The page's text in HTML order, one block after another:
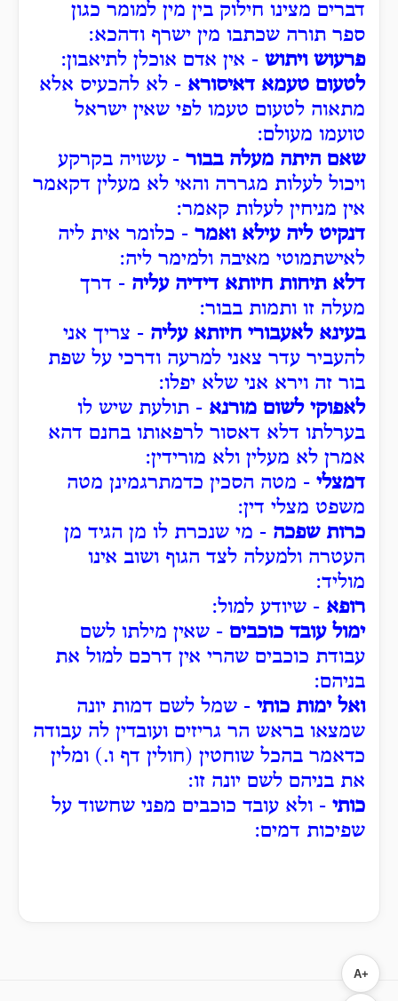
דברים מצינו חילוק בין מין למומר כגון
ספר תורה שכתבו מין ישרף ודהכא:
פרעוש ויתוש - אין אדם אוכלן לתיאבון:
לטעום טעמא דאיסורא - לא להכעיס אלא
מתאוה לטעום טעמו לפי שאין ישראל
טועמו מעולם:
שאם היתה מעלה בבור - עשויה בקרקע
ויכול לעלות מגררה והאי לא מעלין דקאמר
אין מניחין לעלות קאמר:
דנקיט ליה עילא ואמר - כלומר אית ליה
לאישתמוטי מאיבה ולמימר ליה:
דלא תיחות חיותא דידיה עליה - דרך
מעלה זו ותמות בבור:
בעינא לאעבורי חיותא עליה - צריך אני
להעביר עדר צאני למרעה ודרכי על שפת
בור זה וירא אני שלא יפלו:
לאפוקי לשום מורנא - תולעת שיש לו
בערלתו דלא דאסור לרפאותו בחנם דהא
אמרן לא מעלין ולא מורידין:
דמצלי - מטה הסכין כדמתרגמינן מטה
משפט מצלי דין:
כרות שפכה - מי שנכרת לו מן הגיד מן
העטרה ולמעלה לצד הגוף ושוב אינו
מוליד:
רופא - שיודע למול:
ימול עובד כוכבים - שאין מילתו לשם
עבודת כוכבים שהרי אין דרכם למול את
בניהם:
ואל ימות כותי - שמל לשם דמות יונה
שמצאו בראש הר גריזים ועובדין לה עבודה
כדאמר בהכל שוחטין (חולין דף ו.) ומלין
את בניהם לשם יונה זו:
כותי - ולא עובד כוכבים מפני שחשוד על
שפיכות דמים:
A+